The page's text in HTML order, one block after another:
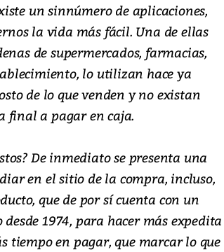
un sinnúmero de aplicaciones,
la vida más fácil. Una de ellas
de supermercados, farmacias,
lo utilizan hace ya
de lo que venden y no existan
final a pagar en caja.
De inmediato se presenta una
en el sitio de la compra, incluso,
que de por sí cuenta con un
1974, para hacer más expedita
tiempo en pagar, que marcar lo que